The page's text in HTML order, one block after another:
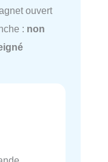
ouvert
: non